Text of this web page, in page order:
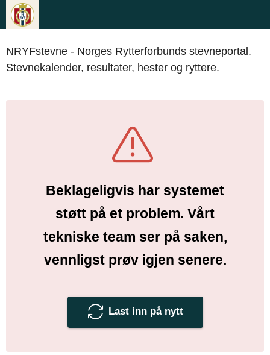
NRYFstevne - Norges Rytterforbunds stevneportal.
Stevnekalender, resultater, hester og ryttere.
Beklageligvis har systemet
støtt på et problem. Vårt
tekniske team ser på saken,
vennligst prøv igjen senere.
Last inn på nytt